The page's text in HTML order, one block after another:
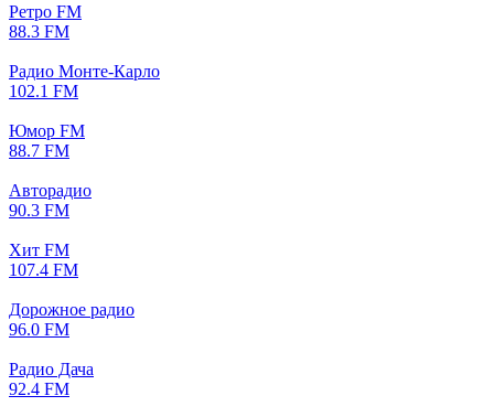
Ретро FM
88.3 FM
Радио Монте-Карло
102.1 FM
Юмор FM
88.7 FM
Авторадио
90.3 FM
Хит FM
107.4 FM
Дорожное радио
96.0 FM
Радио Дача
92.4 FM